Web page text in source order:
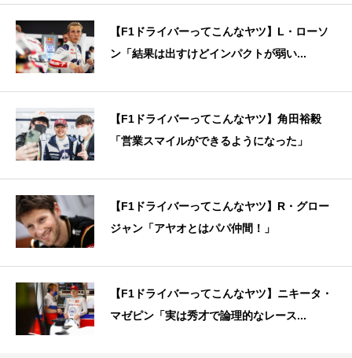
【F1ドライバーってこんなヤツ】L・ローソ
ン「結果は出すけどインパクトが弱い...
【F1ドライバーってこんなヤツ】角田裕毅
「営業スマイルができるようになった」
【F1ドライバーってこんなヤツ】R・グロー
ジャン「アヤオとはパパ仲間！」
【F1ドライバーってこんなヤツ】ニキータ・
マゼピン「実は秀才で論理的なレース...